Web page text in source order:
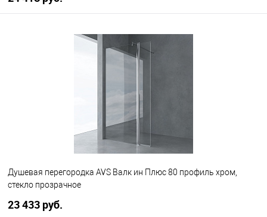
В корзину
Душевая перегородка AVS Валк ин Плюс 80 профиль хром,
стекло прозрачное
23 433 руб.